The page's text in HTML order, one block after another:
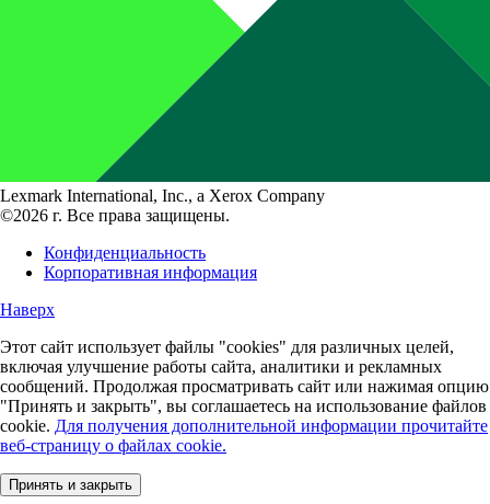
Lexmark International, Inc., a Xerox Company
©2026 г. Все права защищены.
Конфиденциальность
Корпоративная информация
Наверх
Этот сайт использует файлы "cookies" для различных целей,
включая улучшение работы сайта, аналитики и рекламных
сообщений. Продолжая просматривать сайт или нажимая опцию
"Принять и закрыть", вы соглашаетесь на использование файлов
cookie. Для получения дополнительной информации прочитайте
веб-страницу о файлах cookie.
Принять и закрыть